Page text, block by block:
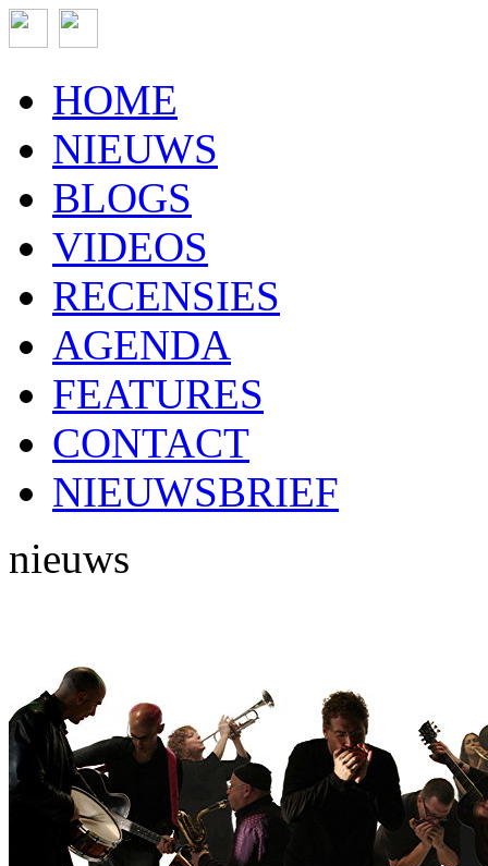
HOME
NIEUWS
BLOGS
VIDEOS
RECENSIES
AGENDA
FEATURES
CONTACT
NIEUWSBRIEF
nieuws